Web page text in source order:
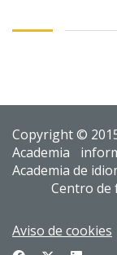
Copyright ©
Academia
Academia de
Centro de
Aviso de cookies